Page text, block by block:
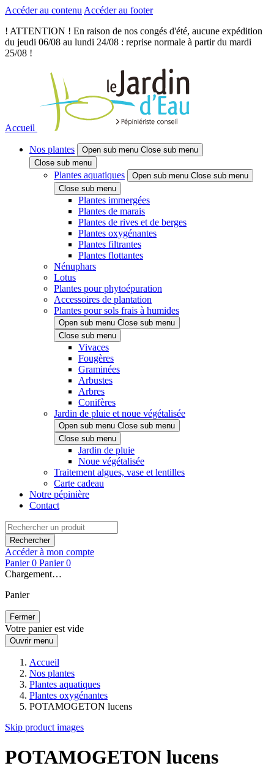
Accéder au contenu Accéder au footer
! ATTENTION ! En raison de nos congés d'été, aucune expédition
du jeudi 06/08 au lundi 24/08 : reprise normale à partir du mardi
25/08 !
Accueil
Nos plantes Open sub menu Close sub menu
Close sub menu
Plantes aquatiques Open sub menu Close sub menu
Close sub menu
Plantes immergées
Plantes de marais
Plantes de rives et de berges
Plantes oxygénantes
Plantes filtrantes
Plantes flottantes
Nénuphars
Lotus
Plantes pour phytoépuration
Accessoires de plantation
Plantes pour sols frais à humides
Open sub menu Close sub menu
Close sub menu
Vivaces
Fougères
Graminées
Arbustes
Arbres
Conifères
Jardin de pluie et noue végétalisée
Open sub menu Close sub menu
Close sub menu
Jardin de pluie
Noue végétalisée
Traitement algues, vase et lentilles
Carte cadeau
Notre pépinière
Contact
Rechercher
Accéder à mon compte
Panier 0 Panier 0
Chargement…
Panier
Fermer
Votre panier est vide
Ouvrir menu
Accueil
Nos plantes
Plantes aquatiques
Plantes oxygénantes
POTAMOGETON lucens
Skip product images
POTAMOGETON lucens